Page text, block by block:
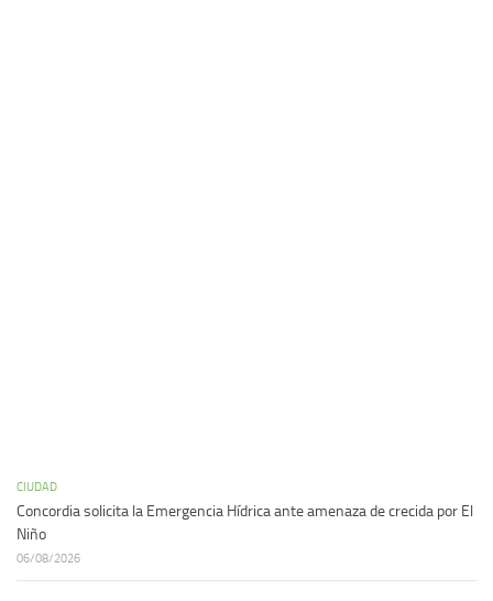
CIUDAD
Concordia solicita la Emergencia Hídrica ante amenaza de crecida por El
Niño
06/08/2026